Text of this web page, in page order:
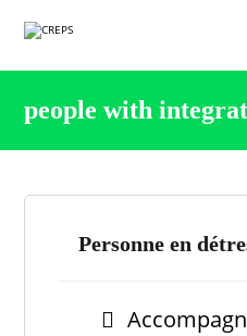
people with
Personne en